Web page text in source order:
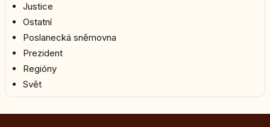
Justice
Ostatní
Poslanecká sněmovna
Prezident
Regióny
Svět